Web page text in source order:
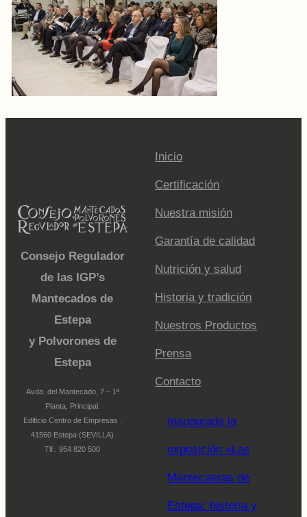
Consejo Regulador
de las IGP’s
Mantecados de
Estepa
y Polvorones de
Estepa
Avda. del Mantecado, 7 – 1ª
Planta, Principal.
Edificio Centro de Empresas .
41560 Estepa (SEVILLA)
Tlf.: 954 820 500
Inicio
Certificación
Nuestra misión
Garantía de calidad
Nutrición y salud
Historia y tradición
Nuestros Productos
Prensa
Contacto
Inaugurada la
exposición «Las
Mantecaeras de
Estepa: historia y